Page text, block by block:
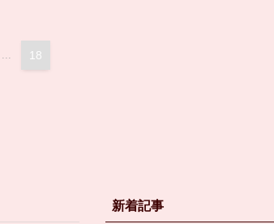
18
新着記事